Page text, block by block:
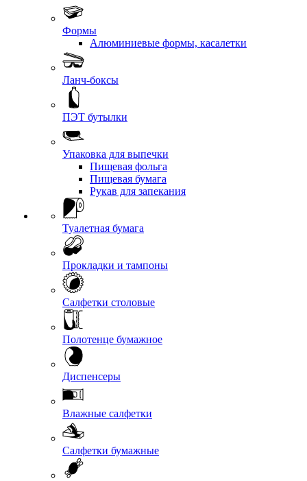
Формы
Алюминиевые формы, касалетки
Ланч-боксы
ПЭТ бутылки
Упаковка для выпечки
Пищевая фольга
Пищевая бумага
Рукав для запекания
Туалетная бумага
Прокладки и тампоны
Салфетки столовые
Полотенце бумажное
Диспенсеры
Влажные салфетки
Салфетки бумажные